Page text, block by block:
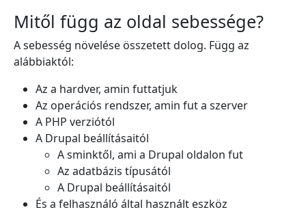
Mitől függ az oldal sebessége?
A sebesség növelése összetett dolog. Függ az
alábbiaktól:
Az a hardver, amin futtatjuk
Az operációs rendszer, amin fut a szerver
A PHP verziótól
A Drupal beállításaitól
A sminktől, ami a Drupal oldalon fut
Az adatbázis típusától
A Drupal beállításaitól
És a felhasználó által használt eszköz